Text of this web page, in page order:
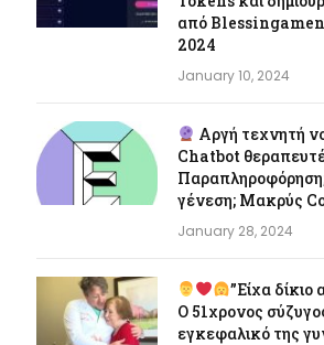
από Blessingamen
2024
January 10, 2024
Αργή τεχνητή
Chatbot
γένεση; Μακρύς
January 28, 2024
”Είχα δίκιο
Ο 51χρονος
εγκεφαλικό της